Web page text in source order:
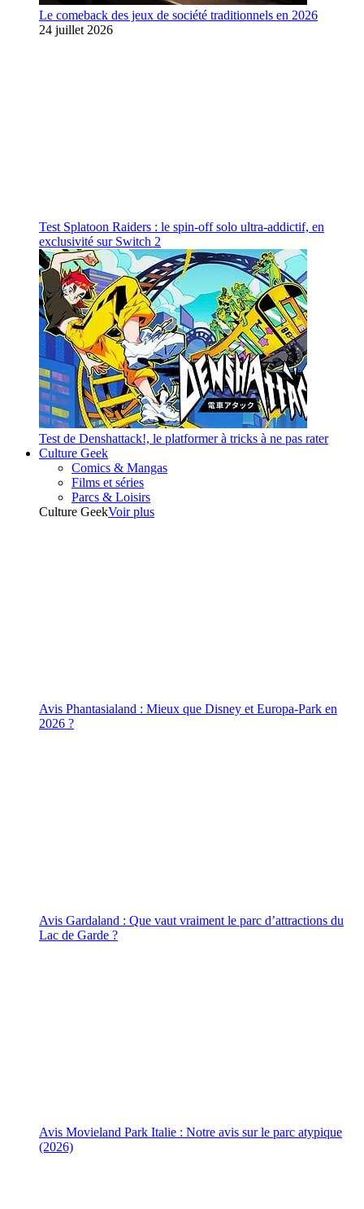
Le comeback des jeux de société traditionnels en 2026
24 juillet 2026
Test Splatoon Raiders : le spin-off solo ultra-addictif, en
exclusivité sur Switch 2
Test de Denshattack!, le platformer à tricks à ne pas rater
Culture Geek
Comics & Mangas
Films et séries
Parcs & Loisirs
Culture GeekVoir plus
Avis Phantasialand : Mieux que Disney et Europa-Park en
2026 ?
Avis Gardaland : Que vaut vraiment le parc d’attractions du
Lac de Garde ?
Avis Movieland Park Italie : Notre avis sur le parc atypique
(2026)